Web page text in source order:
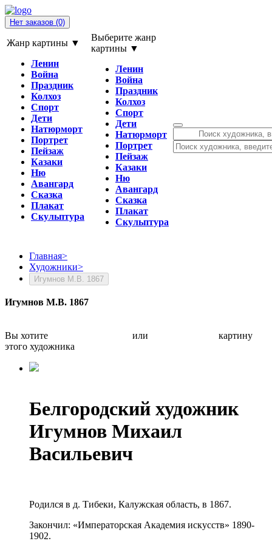
Нет заказов (0)
Жанр картины ▼
Ленин
Война
Праздник
Колхоз
Спорт
Дети
Натюрморт
Портрет
Пейзаж
Казаки
Ню
Авангард
Сказка
Плакат
Скульптура
Выберите жанр
картины ▼
Ленин
Война
Праздник
Колхоз
Спорт
Дети
Натюрморт
Портрет
Пейзаж
Казаки
Ню
Авангард
Сказка
Плакат
Скульптура
Главная>
Художники>
Игумнов М.В. 1867
Игумнов М.В. 1867
Вы хотите или
картину
этого художника
Белгородский художник
Игумнов Михаил
Васильевич
Родился в д. Тибеки, Калужская область, в 1867.
Закончил: «Императорская Академия искусств» 1890-
1902.